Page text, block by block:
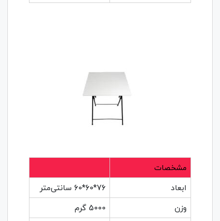
مشخصات
ابعاد
76*60*60 سانتی‌متر
وزن
5000 گرم